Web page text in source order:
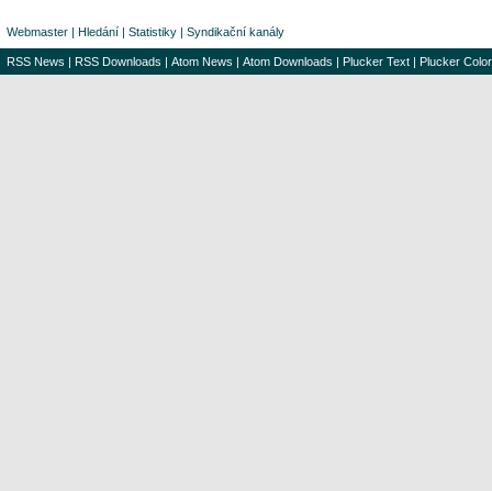
Webmaster | Hledání | Statistiky | Syndikační kanály
RSS News | RSS Downloads | Atom News | Atom Downloads | Plucker Text | Plucker Color